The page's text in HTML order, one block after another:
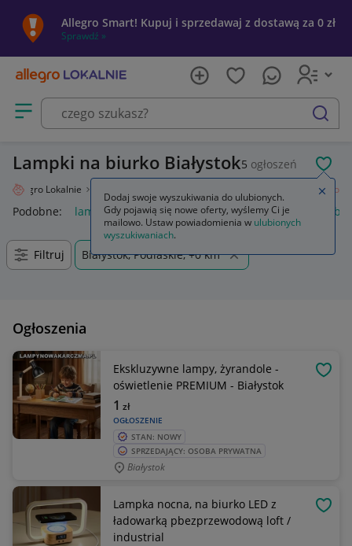
Allegro Smart! Kupuj i sprzedawaj z dostawą za 0 zł
Sprawdź »
Otwórz menu z kategoriami
szukaj
Lampki na biurko Białystok5 ogłoszeń
Allegro Lokalnie Lampki na biurko
Podobne: lampki na biurko lampki biurkowe lampka na
Filtruj Białystok, Podlaskie, +0 km
Ogłoszenia
Ekskluzywne lampy, żyrandole -
oświetlenie PREMIUM - Białystok
OGŁOSZENIE
1 zł
STAN: NOWY
SPRZEDAJĄCY: OSOBA PRYWATNA
Białystok
Lampka nocna, na biurko LED z
ładowarką pbezprzewodową loft /
industrial
Dodaj swoje wyszukiwania do ulubionych.
Gdy pojawią się nowe oferty, wyślemy Ci je
mailowo. Ustaw powiadomienia w ulubionych
wyszukiwaniach.